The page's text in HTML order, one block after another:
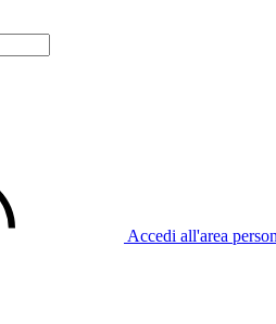
Accedi all'area